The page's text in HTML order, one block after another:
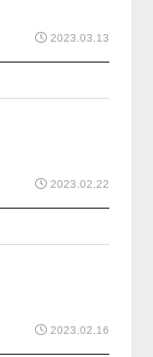
2023.03.13
2023.02.22
2023.02.16